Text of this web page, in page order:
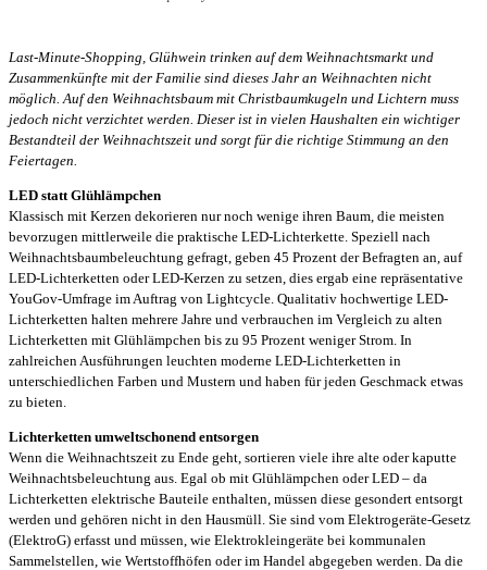
Last-Minute-Shopping, Glühwein trinken auf dem Weihnachtsmarkt und
Zusammenkünfte mit der Familie sind dieses Jahr an Weihnachten nicht
möglich. Auf den Weihnachtsbaum mit Christbaumkugeln und Lichtern muss
jedoch nicht verzichtet werden. Dieser ist in vielen Haushalten ein wichtiger
Bestandteil der Weihnachtszeit und sorgt für die richtige Stimmung an den
Feiertagen.
LED statt Glühlämpchen
Klassisch mit Kerzen dekorieren nur noch wenige ihren Baum, die meisten
bevorzugen mittlerweile die praktische LED-Lichterkette. Speziell nach
Weihnachtsbaumbeleuchtung gefragt, geben 45 Prozent der Befragten an, auf
LED-Lichterketten oder LED-Kerzen zu setzen, dies ergab eine repräsentative
YouGov-Umfrage im Auftrag von Lightcycle. Qualitativ hochwertige LED-
Lichterketten halten mehrere Jahre und verbrauchen im Vergleich zu alten
Lichterketten mit Glühlämpchen bis zu 95 Prozent weniger Strom. In
zahlreichen Ausführungen leuchten moderne LED-Lichterketten in
unterschiedlichen Farben und Mustern und haben für jeden Geschmack etwas
zu bieten.
Lichterketten umweltschonend entsorgen
Wenn die Weihnachtszeit zu Ende geht, sortieren viele ihre alte oder kaputte
Weihnachtsbeleuchtung aus. Egal ob mit Glühlämpchen oder LED – da
Lichterketten elektrische Bauteile enthalten, müssen diese gesondert entsorgt
werden und gehören nicht in den Hausmüll. Sie sind vom Elektrogeräte-Gesetz
(ElektroG) erfasst und müssen, wie Elektrokleingeräte bei kommunalen
Sammelstellen, wie Wertstoffhöfen oder im Handel abgegeben werden. Da die